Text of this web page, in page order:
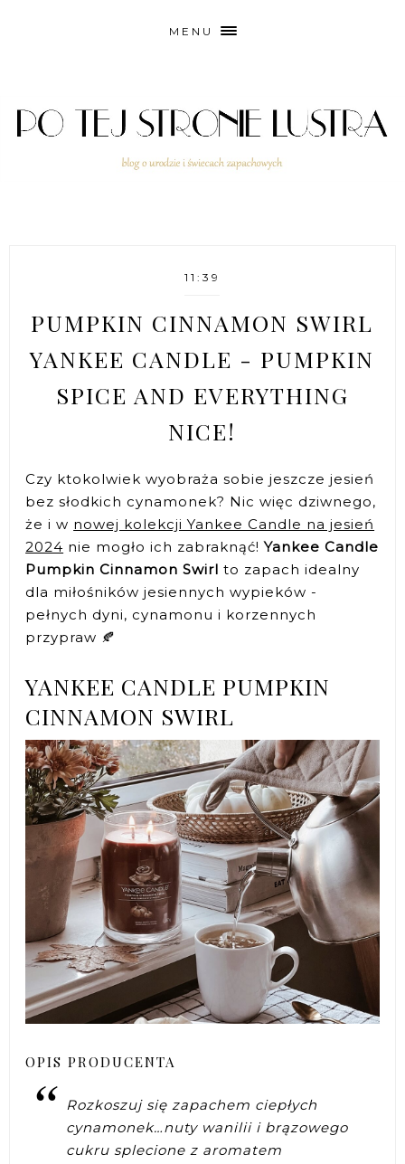
MENU
11:39
PUMPKIN CINNAMON SWIRL
YANKEE CANDLE - PUMPKIN
SPICE AND EVERYTHING
NICE!
Czy ktokolwiek wyobraża sobie jeszcze jesień
bez słodkich cynamonek? Nic więc dziwnego,
że i w nowej kolekcji Yankee Candle na jesień
2024 nie mogło ich zabraknąć!Yankee Candle
Pumpkin Cinnamon Swirlto zapach idealny
dla miłośników jesiennych wypieków -
pełnych dyni, cynamonu i korzennych
przypraw 🍂
YANKEE CANDLE PUMPKIN
CINNAMON SWIRL
OPIS PRODUCENTA
Rozkoszuj się zapachem ciepłych
cynamonek…nuty wanilii i brązowego
cukru splecione z aromatem